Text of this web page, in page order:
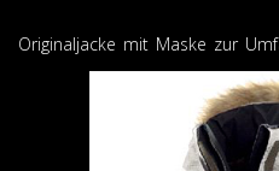
Originaljacke mit Maske zur